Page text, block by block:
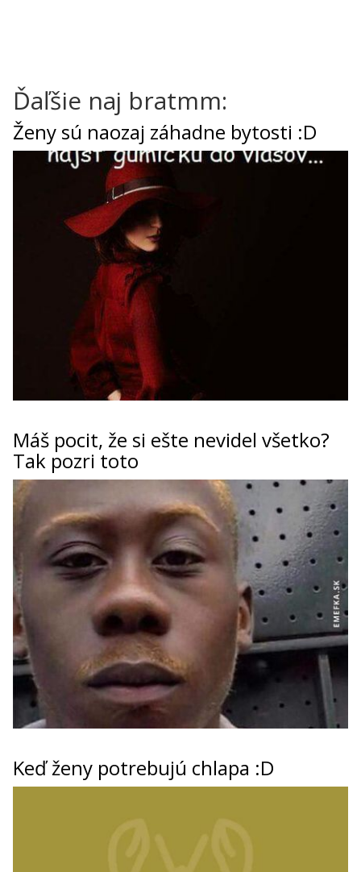
Ďaľšie naj bratmm:
Ženy sú naozaj záhadne bytosti :D
Máš pocit, že si ešte nevidel všetko?
Tak pozri toto
Keď ženy potrebujú chlapa :D